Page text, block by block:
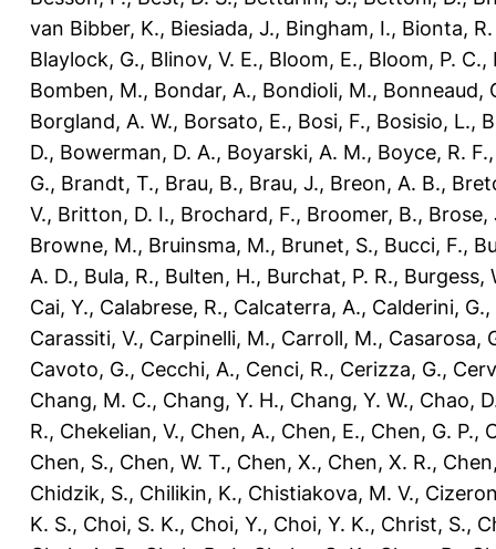
van Bibber, K., Biesiada, J., Bingham, I., Bionta,
Blaylock, G., Blinov, V. E., Bloom, E., Bloom, P. C.,
Bomben, M., Bondar, A., Bondioli, M., Bonneaud,
Borgland, A. W., Borsato, E., Bosi, F., Bosisio, L.,
D., Bowerman, D. A., Boyarski, A. M., Boyce, R. F.
G., Brandt, T., Brau, B., Brau, J., Breon, A. B.,
V., Britton, D. I., Brochard, F., Broomer, B., Brose,
Browne, M., Bruinsma, M., Brunet, S., Bucci, F.,
A. D., Bula, R., Bulten, H., Burchat, P. R., Burgess,
Cai, Y., Calabrese, R., Calcaterra, A., Calderini, G.,
Carassiti, V., Carpinelli, M., Carroll, M., Casarosa,
Cavoto, G., Cecchi, A., Cenci, R., Cerizza, G.,
Chang, M. C., Chang, Y. H., Chang, Y. W., Chao,
R., Chekelian, V., Chen, A., Chen, E., Chen, G. P.,
Chen, S., Chen, W. T., Chen, X., Chen, X. R.,
Chidzik, S., Chilikin, K., Chistiakova, M. V.,
K. S., Choi, S. K., Choi, Y., Choi, Y. K., Christ, S.,